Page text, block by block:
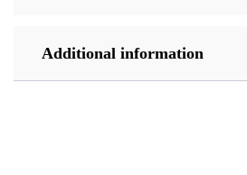
Additional information